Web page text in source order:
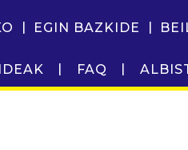
EGIN BAZKIDE
FAQ